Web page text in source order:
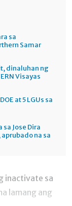
sa
Samar
dinaluhan ng
Visayas
at 5 LGUs sa
Jose Dira
na sa
inactivate sa
lamang ang